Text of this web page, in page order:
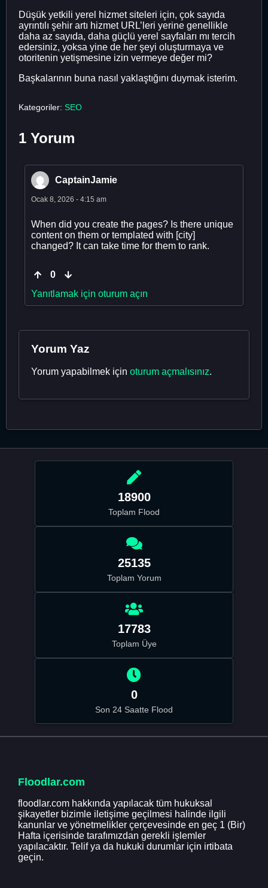
Düşük yetkili yerel hizmet siteleri için, çok sayıda
ayrıntılı şehir artı hizmet URL’leri yerine genellikle
daha az sayıda, daha güçlü yerel sayfaları mı tercih
edersiniz, yoksa yine de her şeyi oluşturmaya ve
otoritenin yetişmesine izin vermeye değer mi?
Başkalarının buna nasıl yaklaştığını duymak isterim.
Kategoriler: SEO
1 Yorum
CaptainJamie
Ocak 8, 2026 - 4:15 am
When did you create the pages? Is there unique
content on them or templated with [city]
changed? It can take time for them to rank.
0
Yanıtlamak için oturum açın
Yorum Yaz
Yorum yapabilmek için oturum açmalısınız.
18900
Toplam Flood
25135
Toplam Yorum
17783
Toplam Üye
0
Son 24 Saatte Flood
Floodlar.com
floodlar.com hakkında yapılacak tüm hukuksal
şikayetler bizimle iletişime geçilmesi halinde ilgili
kanunlar ve yönetmelikler çerçevesinde en geç 1 (Bir)
Hafta içerisinde tarafımızdan gerekli işlemler
yapılacaktır. Telif ya da hukuki durumlar için irtibata
geçin.